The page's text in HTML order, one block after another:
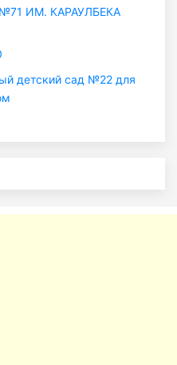
ИМ. КАРАУЛБЕКА
детский сад №22 для